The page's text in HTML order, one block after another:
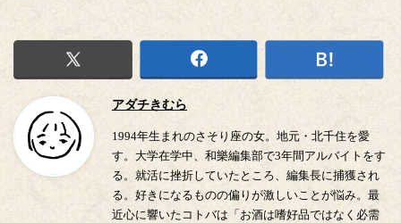
アダチきむら
1994年生まれのさそり座の女。地元・北千住を愛
す。大学在学中、和樂編集部で3年間アルバイトをす
る。就活に挫折していたところ、編集長に捕獲され
る。好きになるものの偏りが激しいことが悩み。最
近心に響いたコトバは「お酒は嗜好品ではなく必需